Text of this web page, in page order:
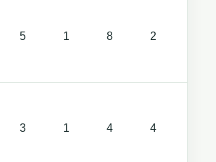
5 1 8 2
3 1 4 4